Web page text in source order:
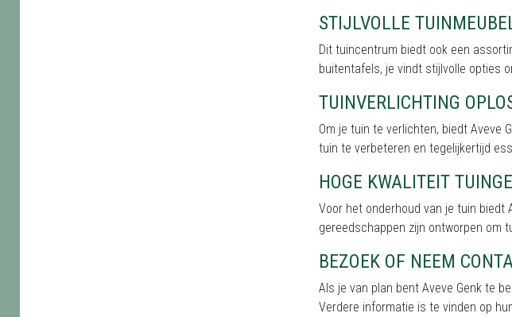
STIJLVOLLE
Dit tuincentrum biedt ook een
buitentafels, je vindt stijlvolle opties
TUINVERLICHTING
Om je tuin te verlichten, biedt Aveve
tuin te verbeteren en tegelijkertijd
HOGE KWALITEIT
Voor het onderhoud van je tuin biedt
gereedschappen zijn ontworpen om
BEZOEK OF NEEM
Als je van plan bent Aveve Genk te
Verdere informatie is te vinden op